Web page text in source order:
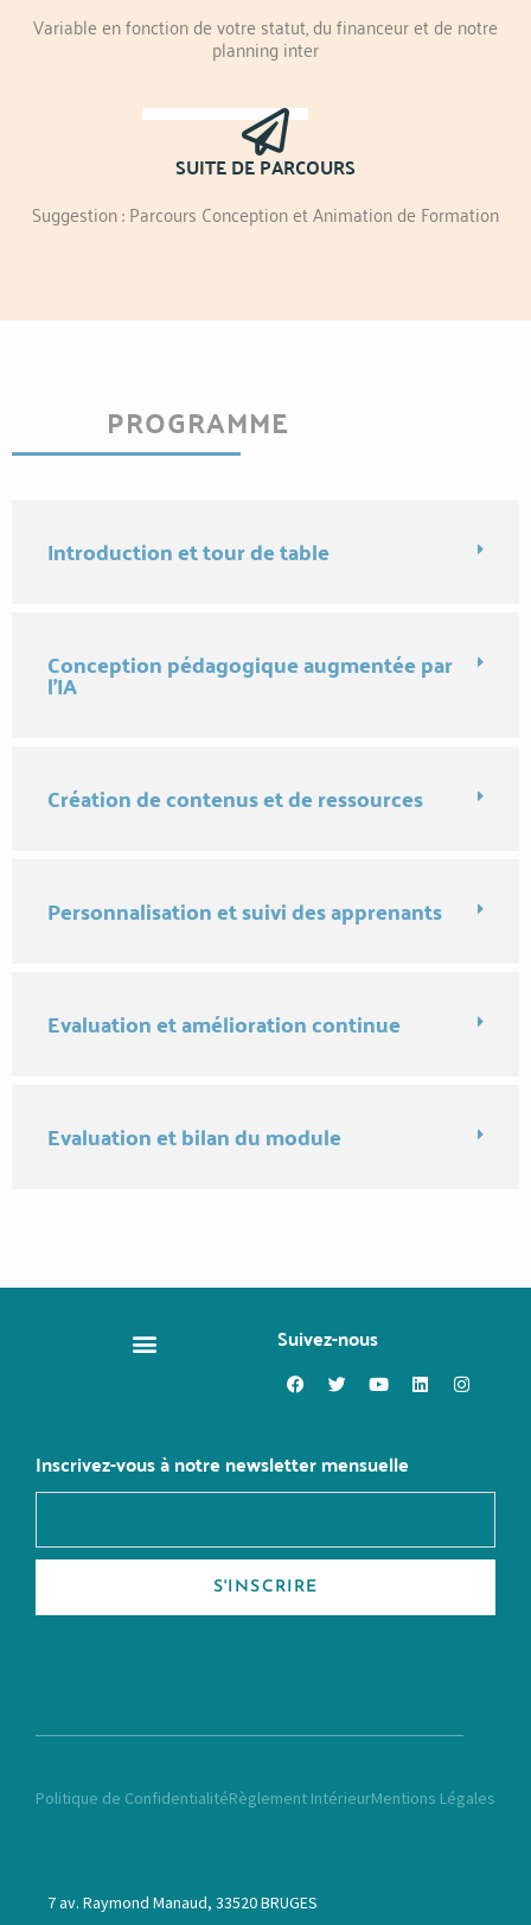
Variable en fonction de votre statut, du financeur et de notre
planning inter
SUITE DE PARCOURS
Suggestion : Parcours Conception et Animation de Formation
PROGRAMME
Introduction et tour de table
Conception pédagogique augmentée par
l'IA
Création de contenus et de ressources
Personnalisation et suivi des apprenants
Evaluation et amélioration continue
Evaluation et bilan du module
Suivez-nous
Inscrivez-vous à notre newsletter mensuelle
S'INSCRIRE
Politique de ConfidentialitéRèglement IntérieurMentions Légales
7 av. Raymond Manaud, 33520 BRUGES